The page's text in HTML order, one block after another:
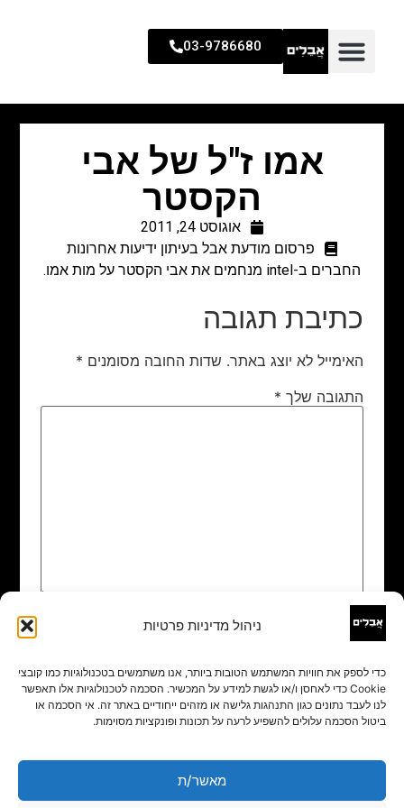
ניהול מדיניות פרטיות
כדי לספק את חוויות המשתמש הטובות ביותר, אנו משתמשים בטכנולוגיות כמו קובצי
Cookie כדי לאחסן ו/או לגשת למידע על המכשיר. הסכמה לטכנולוגיות אלו תאפשר
לנו לעבד נתונים כגון התנהגות גלישה או מזהים ייחודיים באתר זה. אי הסכמה או
ביטול הסכמה עלולים להשפיע לרעה על תכונות ופונקציות מסוימות.
מאשר/ת
03-9786680
אמו ז"ל של אבי
הקסטר
אוגוסט 24, 2011
פרסום מודעת אבל בעיתון ידיעות אחרונות
החברים ב-intel מנחמים את אבי הקסטר על מות אמו.
כתיבת תגובה
האימייל לא יוצג באתר. שדות החובה מסומנים *
התגובה שלך *
שם
אימייל*